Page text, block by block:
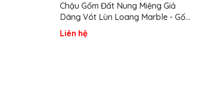
Chậu Gốm Đất Nung Miệng Giả
Dáng Vót Lùn Loang Marble - Gốm
Sứ Sân Vườn
Liên hệ